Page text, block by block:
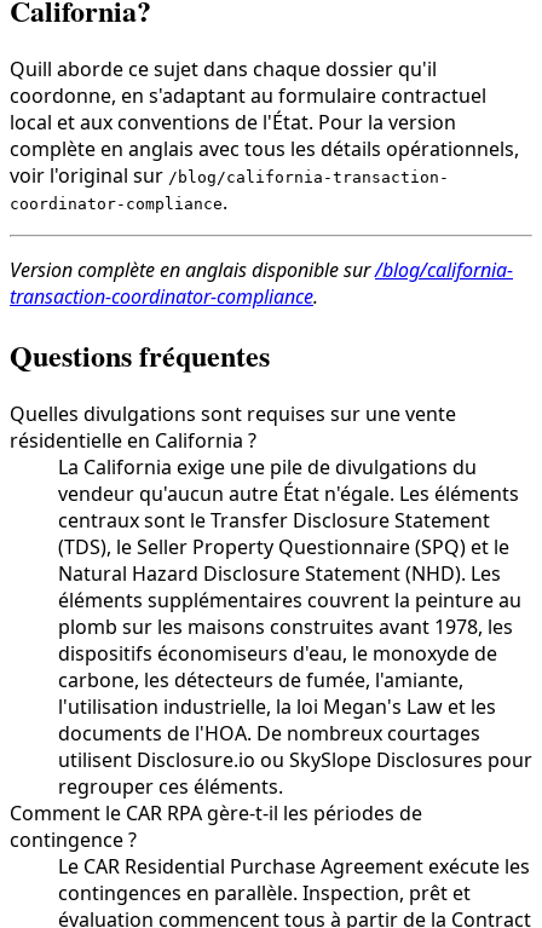
California?
Quill aborde ce sujet dans chaque dossier qu'il
coordonne, en s'adaptant au formulaire contractuel
local et aux conventions de l'État. Pour la version
complète en anglais avec tous les détails opérationnels,
voir l'original sur /blog/california-transaction-
coordinator-compliance.
Version complète en anglais disponible sur/blog/california-
transaction-coordinator-compliance.
Questions fréquentes
Quelles divulgations sont requises sur une vente
résidentielle en California ?
La California exige une pile de divulgations du
vendeur qu'aucun autre État n'égale. Les éléments
centraux sont le Transfer Disclosure Statement
(TDS), le Seller Property Questionnaire (SPQ) et le
Natural Hazard Disclosure Statement (NHD). Les
éléments supplémentaires couvrent la peinture au
plomb sur les maisons construites avant 1978, les
dispositifs économiseurs d'eau, le monoxyde de
carbone, les détecteurs de fumée, l'amiante,
l'utilisation industrielle, la loi Megan's Law et les
documents de l'HOA. De nombreux courtages
utilisent Disclosure.io ou SkySlope Disclosures pour
regrouper ces éléments.
Comment le CAR RPA gère-t-il les périodes de
contingence ?
Le CAR Residential Purchase Agreement exécute les
contingences en parallèle. Inspection, prêt et
évaluation commencent tous à partir de la Contract